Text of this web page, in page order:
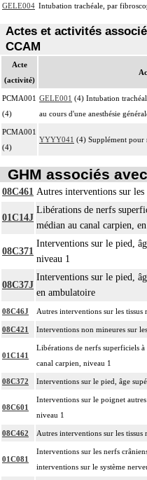
GELE004 Intubation trachéale, par
Actes et activités
CCAM
Acte
(activité)
PCMA001
(4)
GELE001 (4) Intubation
au cours d'une anesthésie
PCMA001
(4)
YYYY041 (4) Supplément pour
GHM associés
08C461 Autres interventions sur les
01C14J
Libérations de nerfs
médian au canal carpien,
08C371
Interventions sur le pied,
niveau 1
08C37J
Interventions sur le pied,
en ambulatoire
08C46J Autres interventions sur les tissus
08C421 Interventions non mineures sur
01C141
Libérations de nerfs superficiels
canal carpien, niveau 1
08C372 Interventions sur le pied, âge
08C601
Interventions sur le poignet
niveau 1
08C462 Autres interventions sur les tissus
01C081
Interventions sur les nerfs
interventions sur le système